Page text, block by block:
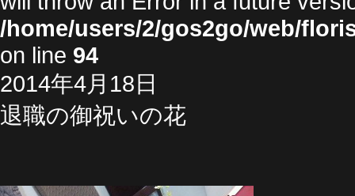
/home/users/2/gos2go/web/
on line 94
2014年4月18日
退職の御祝いの花